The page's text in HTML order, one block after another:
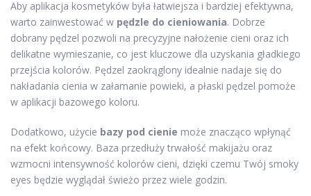
Aby aplikacja kosmetyków była łatwiejsza i bardziej efektywna,
warto zainwestować w pędzle do cieniowania. Dobrze
dobrany pędzel pozwoli na precyzyjne nałożenie cieni oraz ich
delikatne wymieszanie, co jest kluczowe dla uzyskania gładkiego
przejścia kolorów. Pędzel zaokrąglony idealnie nadaje się do
nakładania cienia w załamanie powieki, a płaski pędzel pomoże
w aplikacji bazowego koloru.
Dodatkowo, użycie bazy pod cienie może znacząco wpłynąć
na efekt końcowy. Baza przedłuży trwałość makijażu oraz
wzmocni intensywność kolorów cieni, dzięki czemu Twój smoky
eyes będzie wyglądał świeżo przez wiele godzin.